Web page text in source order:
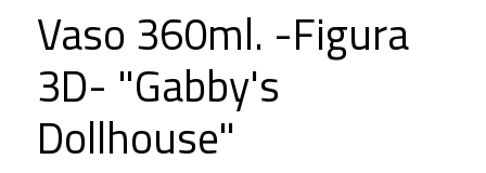
Vaso 360ml. -Figura
3D- "Gabby's
Dollhouse"